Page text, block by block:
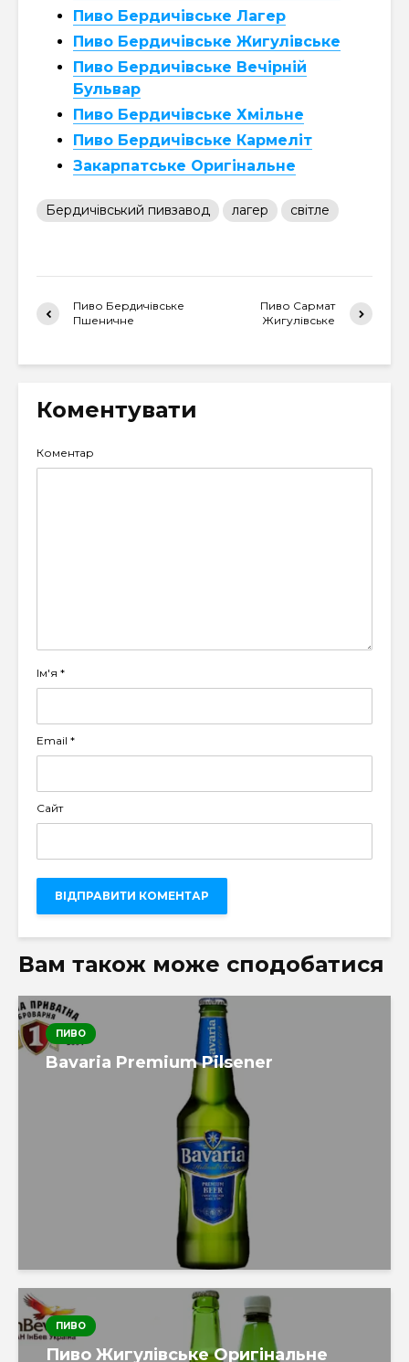
Пиво Бердичівське Лагер
Пиво Бердичівське Жигулівське
Пиво Бердичівське Вечірній
Бульвар
Пиво Бердичівське Хмільне
Пиво Бердичівське Кармеліт
Закарпатське Оригінальне
Бердичівський пивзавод лагер світле
Пиво Бердичівське
Пшеничне
Пиво Сармат
Жигулівське
Коментувати
Коментар
Ім'я *
Email *
Сайт
Вам також може сподобатися
ПИВО
Bavaria Premium Pilsener
ПИВО
Пиво Жигулівське Оригінальне